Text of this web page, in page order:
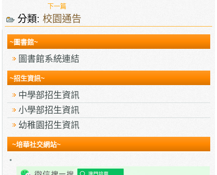
下一篇
分類:校園通告
~圖書館~
圖書館系統連結
~招生資訊~
中學部招生資訊
小學部招生資訊
幼稚園招生資訊
~培華社交網站~